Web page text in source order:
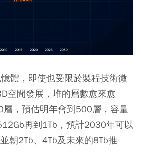
體，即使也受限於製程技術微
空間發展，堆的層數愈來愈
層，預估明年會到500層，容量
再到1Tb，預計2030年可以
朝2Tb、4Tb及未來的8Tb推